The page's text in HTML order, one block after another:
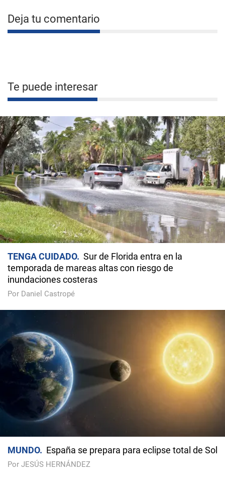
Deja tu comentario
Te puede interesar
TENGA CUIDADO
Sur de Florida entra en la
temporada de mareas altas con riesgo de
inundaciones costeras
Por Daniel Castropé
MUNDO España se prepara para eclipse total de Sol
Por JESÚS HERNÁNDEZ